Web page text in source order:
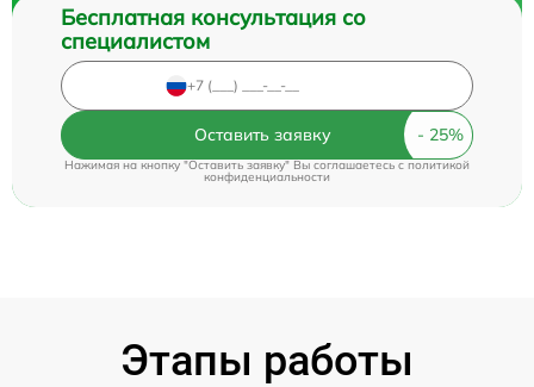
Бесплатная консультация со
специалистом
Оставить заявку
Нажимая на кнопку "Оставить заявку" Вы соглашаетесь cполитикой
конфиденциальности
Этапы работы